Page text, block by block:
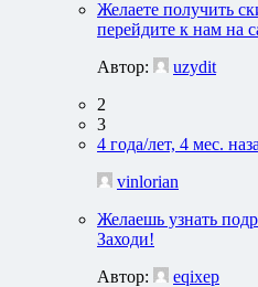
Желаете получить
перейдите к нам на
Автор:
uzydit
2
3
4 года/лет, 4 мес.
vinlorian
Желаешь узнать
Заходи!
Автор:
eqixep